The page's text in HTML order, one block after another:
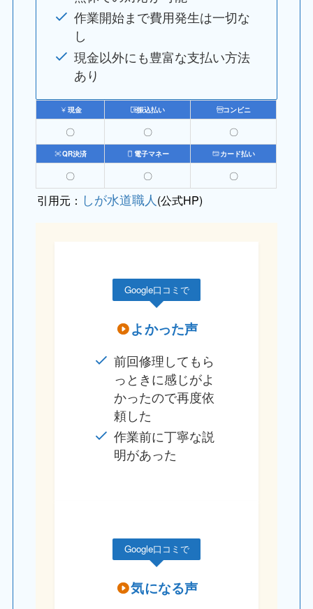
作業開始まで費用発生は一切な
し
現金以外にも豊富な支払い方法
あり
現金 振込払い コンビニ
〇 〇 〇
QR決済 電子マネー カード払い
〇 〇 〇
引用元： しが水道職人 (公式HP)
Google口コミで
よかった声
前回修理してもら
っときに感じがよ
かったので再度依
頼した
作業前に丁寧な説
明があった
Google口コミで
気になる声